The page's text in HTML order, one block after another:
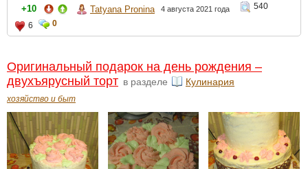
+10 Tatyana Pronina 4 августа 2021 года
540
6
0
Оригинальный подарок на день рождения –
двухъярусный торт в разделе Кулинария
хозяйство и быт